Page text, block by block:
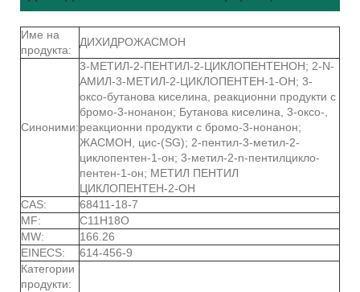
Име на
продукта:
ДИХИДРОЖАСМОН
Синоними:
3-МЕТИЛ-2-ПЕНТИЛ-2-ЦИКЛОПЕНТЕНОН; 2-N-
АМИЛ-3-МЕТИЛ-2-ЦИКЛОПЕНТЕН-1-ОН; 3-
оксо-бутанова киселина, реакционни продукти с
бромо-3-нонанон; Бутанова киселина, 3-оксо-,
реакционни продукти с бромо-3-нонанон;
ЖАСМОН, цис-(SG); 2-пентил-3-метил-2-
циклопентен-1-он; 3-метил-2-n-пентилцикло-
пентен-1-он; МЕТИЛ ПЕНТИЛ
ЦИКЛОПЕНТЕН-2-ОН
CAS:
68411-18-7
MF:
C11H18O
MW:
166.26
EINECS:
614-456-9
Категории
продукти: